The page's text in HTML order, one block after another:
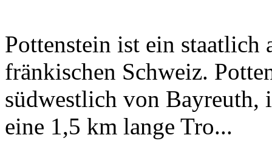
Pottenstein ist ein
fränkischen Schweiz.
südwestlich von Bayreuth,
eine 1,5 km lange Tro...